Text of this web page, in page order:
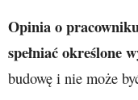
Opinia o
spełniać określone
budowę i nie może